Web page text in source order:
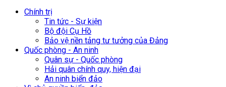
Chính trị
Tin tức - Sự kiện
Bộ đội Cụ Hồ
Bảo vệ nền tảng tư tưởng của Đảng
Quốc phòng - An ninh
Quân sự - Quốc phòng
Hải quân chính quy, hiện đại
An ninh biển đảo